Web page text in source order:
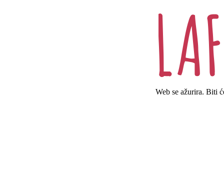
Web se ažurira. Biti